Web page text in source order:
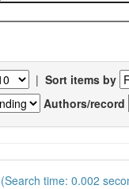
| Sort items by
Authors/record
time: 0.002